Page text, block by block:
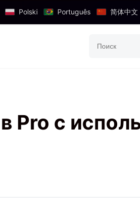
Polski Português 简体中文
Pro с